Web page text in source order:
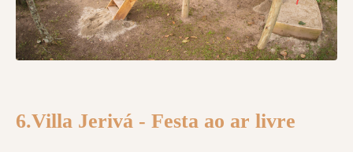
6.Villa Jerivá - Festa ao ar livre